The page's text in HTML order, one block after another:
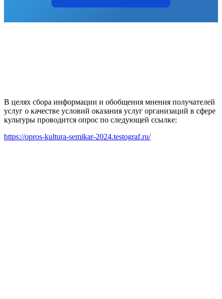
В целях сбора информации и обобщения мнения получателей
услуг о качестве условий оказания услуг организаций в сфере
культуры проводится опрос по следующей ссылке:
https://opros-kultura-semikar-2024.testograf.ru/